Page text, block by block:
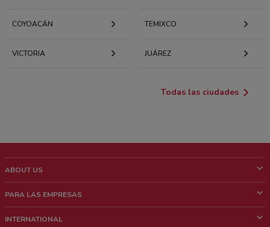
COYOACÁN TEMIXCO
VICTORIA JUÁREZ
Todas las ciudades
ABOUT US
¿Quiénes Somos?
PARA LAS EMPRESAS
INTERNATIONAL